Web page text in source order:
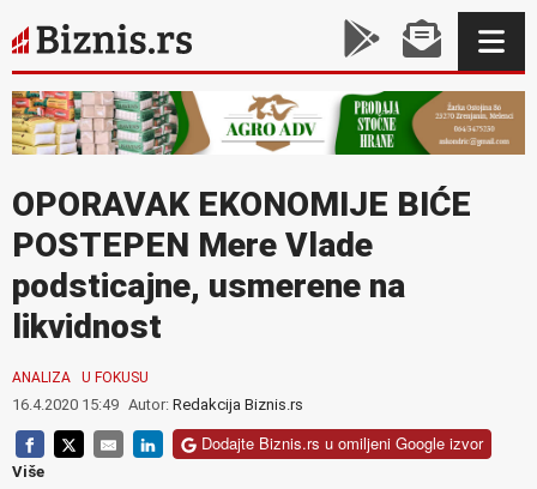
OPORAVAK EKONOMIJE BIĆE
POSTEPEN Mere Vlade
podsticajne, usmerene na
likvidnost
ANALIZA U FOKUSU
16.4.2020 15:49 Autor: Redakcija Biznis.rs
Dodajte Biznis.rs u omiljeni Google izvor
Više